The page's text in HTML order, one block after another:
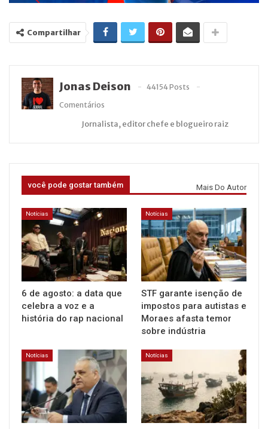
Compartilhar
Jonas Deison
44154 Posts
Comentários
Jornalista, editor chefe e blogueiro raiz
você pode gostar também Mais Do Autor
Notícias
6 de agosto: a data que
celebra a voz e a
história do rap nacional
Notícias
STF garante isenção de
impostos para autistas e
Moraes afasta temor
sobre indústria
Notícias Notícias